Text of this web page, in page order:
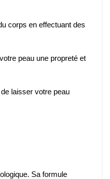
corps en effectuant des
peau une propreté et
laisser votre peau
Sa formule